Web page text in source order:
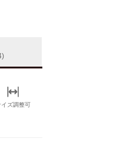
イズ調整可